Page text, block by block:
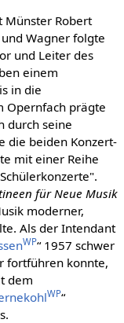
Münster Robert
Wagner folgte
und Leiter des
einem
in die
Opernfach prägte
durch seine
die beiden Konzert-
mit einer Reihe
für Neue Musik
moderner,
Als der Intendant
WP“ 1957 schwer
fortführen konnte,
dem
WP“